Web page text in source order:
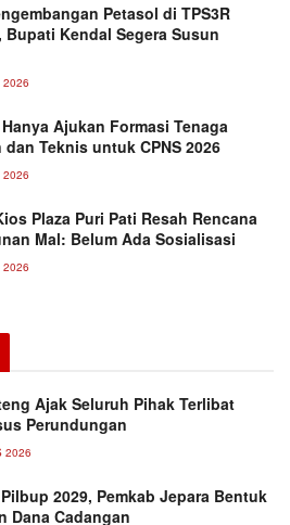
Petasol di TPS3R
Bupati Kendal Segera Susun
Ajukan Formasi Tenaga
dan Teknis untuk CPNS 2026
Plaza Puri Pati Resah Rencana
Mal: Belum Ada Sosialisasi
Ajak Seluruh Pihak Terlibat
Perundungan
2026
2029, Pemkab Jepara Bentuk
Dana Cadangan